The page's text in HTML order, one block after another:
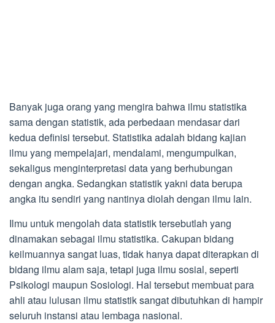
Banyak juga orang yang mengira bahwa ilmu statistika
sama dengan statistik, ada perbedaan mendasar dari
kedua definisi tersebut. Statistika adalah bidang kajian
ilmu yang mempelajari, mendalami, mengumpulkan,
sekaligus menginterpretasi data yang berhubungan
dengan angka. Sedangkan statistik yakni data berupa
angka itu sendiri yang nantinya diolah dengan ilmu lain.
Ilmu untuk mengolah data statistik tersebutlah yang
dinamakan sebagai ilmu statistika. Cakupan bidang
keilmuannya sangat luas, tidak hanya dapat diterapkan di
bidang ilmu alam saja, tetapi juga ilmu sosial, seperti
Psikologi maupun Sosiologi. Hal tersebut membuat para
ahli atau lulusan ilmu statistik sangat dibutuhkan di hampir
seluruh instansi atau lembaga nasional.